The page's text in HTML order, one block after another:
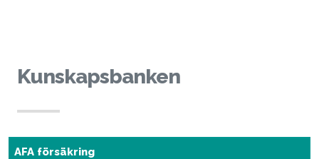
Kunskapsbanken
AFA försäkring